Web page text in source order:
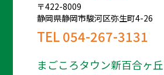
〒422-8009
静岡県静岡市駿河区弥生町4-26
TEL054-267-3131
まごころタウン新百合ヶ丘